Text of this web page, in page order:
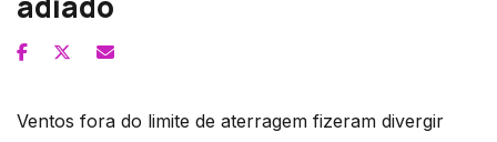
Ventos fora do limite de aterragem fizeram divergir